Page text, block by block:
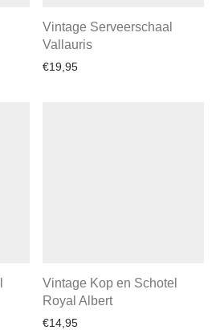
Vintage Serveerschaal
Vallauris
€19,95
Vintage Kop en Schotel
Royal Albert
€14,95